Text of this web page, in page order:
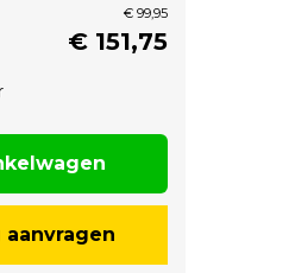
€ 99,95
€ 151,75
aanvragen